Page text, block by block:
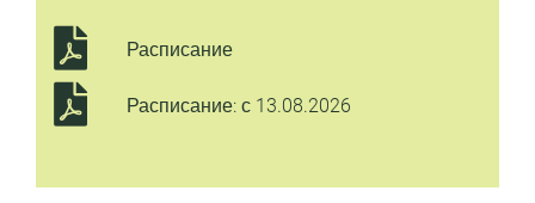
Расписание
Расписание: с 13.08.2026